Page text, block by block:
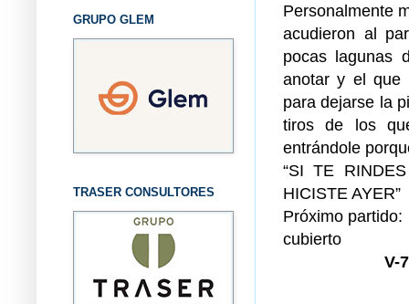
Personalmente
acudieron al
pocas lagunas
anotar y el que
para dejarse la
tiros de los
entrándole
“SI TE
HICISTE AYER”
Próximo
cubierto
V-
GRUPO GLEM
TRASER CONSULTORES